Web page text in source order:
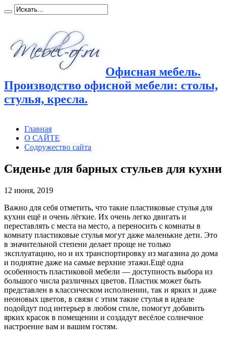
Офисная мебель.
Производство офисной мебели: столы,
стулья, кресла.
Главная
О САЙТЕ
Содружество сайта
Сиденье для барных стульев для кухни
12 июня, 2019
Важно для себя отметить, что такие пластиковые стулья для
кухни ещё и очень лёгкие. Их очень легко двигать и
переставлять с места на место, а переносить с комнаты в
комнату пластиковые стулья могут даже маленькие дети. Это
в значительной степени делает проще не только
эксплуатацию, но и их транспортировку из магазина до дома
и поднятие даже на самые верхние этажи.Ещё одна
особенность пластиковой мебели — доступность выбора из
большого числа различных цветов. Пластик может быть
представлен в классическом исполнении, так и ярких и даже
неоновых цветов, в связи с этим такие стулья в идеале
подойдут под интерьер в любом стиле, помогут добавить
ярких красок в помещении и создадут весёлое солнечное
настроение вам и вашим гостям.